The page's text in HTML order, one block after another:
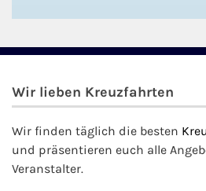
Wir lieben Kreuzfahrten
Wir finden täglich die besten
und präsentieren euch alle
Veranstalter.